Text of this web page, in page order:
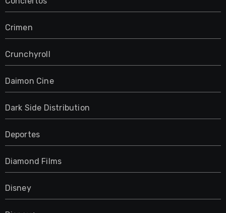
Crimen
Crunchyroll
Daimon Cine
Dark Side Distribution
Deportes
Diamond Films
Disney